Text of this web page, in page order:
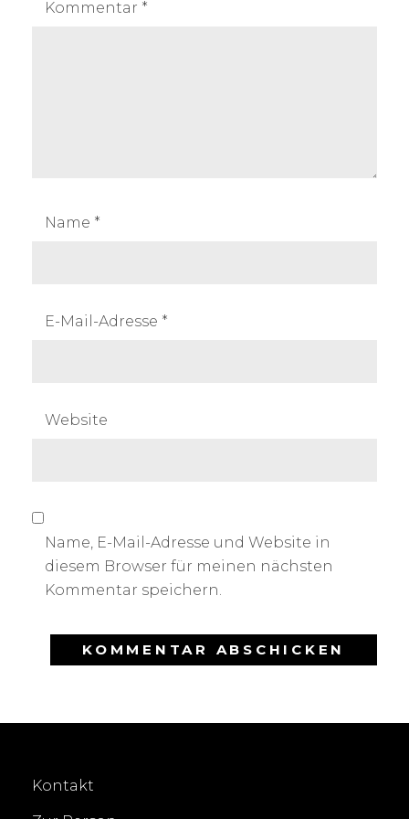
Kommentar *
Name *
E-Mail-Adresse *
Website
Name, E-Mail-Adresse und Website in
diesem Browser für meinen nächsten
Kommentar speichern.
Kontakt